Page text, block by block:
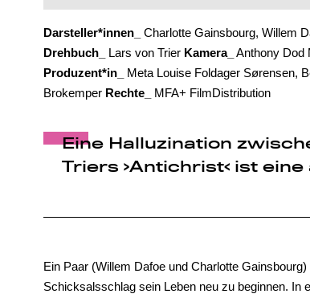
Darsteller*innen_
Charlotte Gainsbourg, Willem
Drehbuch_
Lars von Trier Kamera_ Anthony Dod
Produzent*in_
Meta Louise Foldager Sørensen,
Brokemper Rechte_ MFA+ FilmDistribution
Eine Halluzination
Triers ›Antichrist‹ ist
Ein Paar (Willem Dafoe und Charlotte
Schicksalsschlag sein Leben neu zu beginnen. In